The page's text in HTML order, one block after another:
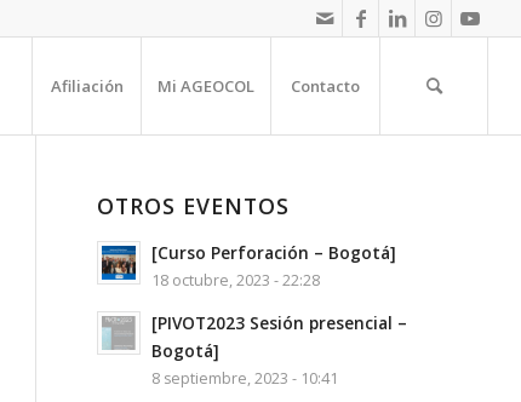
Afiliación Mi AGEOCOL Contacto
OTROS EVENTOS
[Curso Perforación – Bogotá]
18 octubre, 2023 - 22:28
[PIVOT2023 Sesión presencial –
Bogotá]
8 septiembre, 2023 - 10:41